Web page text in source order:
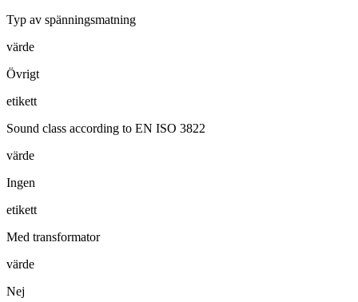
Typ av spänningsmatning
värde
Övrigt
etikett
Sound class according to EN ISO 3822
värde
Ingen
etikett
Med transformator
värde
Nej